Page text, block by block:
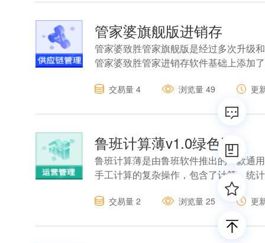
管家婆旗舰版进销存
管家婆致胜管家旗舰版是经过多次升级
管家婆致胜管家进销存软件基础上添加
交易量 4 浏览量 49 更
鲁班计算薄v1.0绿色版
鲁班计算薄是由鲁班软件推出的一款通
手工计算的复杂操作，包含了计算、统
交易量 2 浏览量 25 更